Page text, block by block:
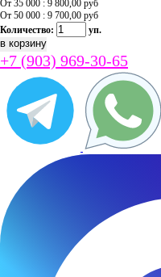
От 35 000 : 9 800,00 руб
От 50 000 : 9 700,00 руб
Количество:
уп.
+7 (903) 969-30-65